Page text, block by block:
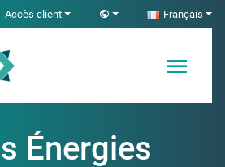
Accès client Français
Solutions en
Électricité et
industriel
Énergies